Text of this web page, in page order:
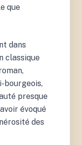
que
dans
classique
bourgeois,
presque
évoqué
des